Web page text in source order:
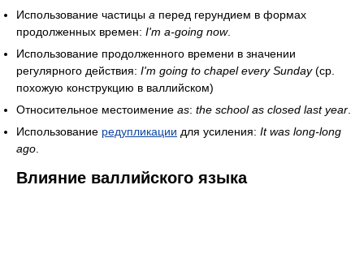
Использование частицы a перед герундием в формах
продолженных времен: I'm a-going now.
Использование продолженного времени в значении
регулярного действия: I'm going to chapel every Sunday(ср.
похожую конструкцию в валлийском)
Относительное местоимение as: the school as closed last year
Использование редупликации для усиления: It was long-long
ago
Влияние валлийского языка